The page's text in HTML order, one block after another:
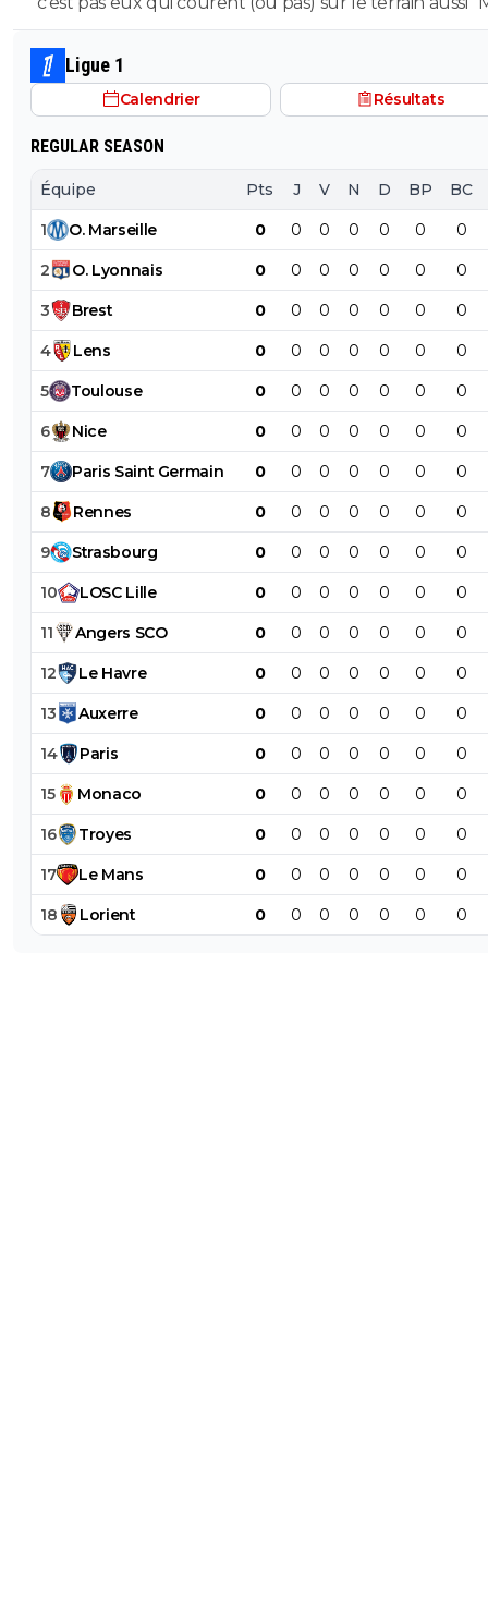
pour l'info heureusement que tu est la 😘
Ligue 1
Calendrier Résultats
REGULAR SEASON
Équipe Pts J V N D BP BC
1 O. Marseille 0 0 0 0 0 0 0
2 O. Lyonnais 0 0 0 0 0 0 0
3 Brest 0 0 0 0 0 0 0
4 Lens 0 0 0 0 0 0 0
5 Toulouse 0 0 0 0 0 0 0
6 Nice 0 0 0 0 0 0 0
7 Paris Saint Germain 0 0 0 0 0 0 0
8 Rennes 0 0 0 0 0 0 0
9 Strasbourg 0 0 0 0 0 0 0
10 LOSC Lille 0 0 0 0 0 0 0
11 Angers SCO 0 0 0 0 0 0 0
12 Le Havre 0 0 0 0 0 0 0
13 Auxerre 0 0 0 0 0 0 0
14 Paris 0 0 0 0 0 0 0
15 Monaco 0 0 0 0 0 0 0
16 Troyes 0 0 0 0 0 0 0
17 Le Mans 0 0 0 0 0 0 0
18 Lorient 0 0 0 0 0 0 0